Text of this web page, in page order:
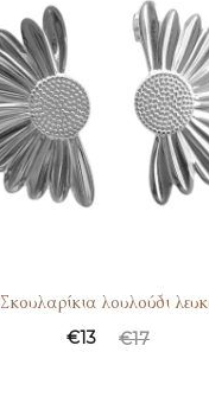
Σκουλαρίκια λουλούδι
€17
€13